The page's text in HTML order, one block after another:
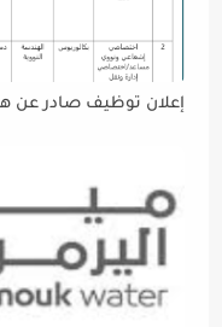
إعلان توظيف صادر عن هيئة